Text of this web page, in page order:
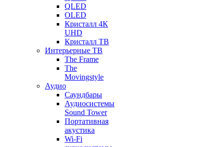
QLED
OLED
Кристалл 4К
UHD
Кристалл ТВ
Интерьерные ТВ
The Frame
The
Movingstyle
Аудио
Саундбары
Аудиосистемы
Sound Tower
Портативная
акустика
Wi-Fi